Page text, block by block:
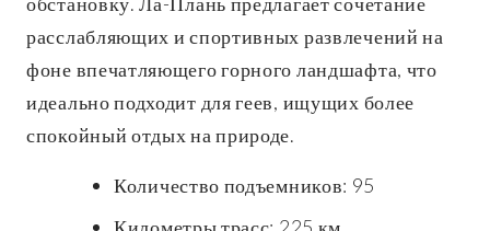
расслабляющих и спортивных развлечений на
фоне впечатляющего горного ландшафта, что
идеально подходит для геев, ищущих более
спокойный отдых на природе.
Количество подъемников: 95